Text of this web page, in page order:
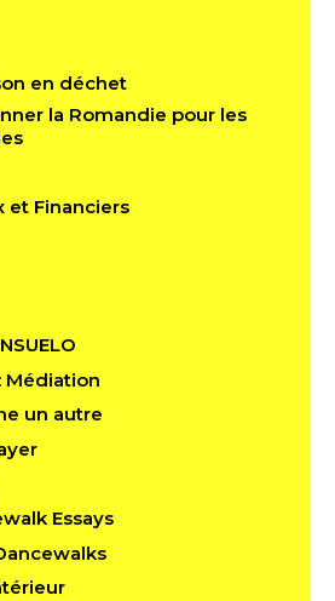
en déchet
la Romandie pour les
et Financiers
Médiation
un autre
Essays